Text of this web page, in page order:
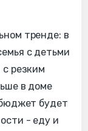
тренде: в
с детьми
резким
в доме
будет
- еду и